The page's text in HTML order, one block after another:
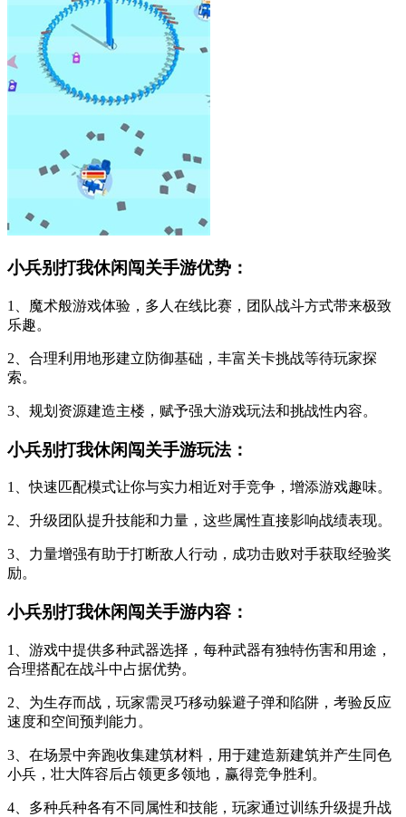
小兵别打我休闲闯关手游优势：
1、魔术般游戏体验，多人在线比赛，团队战斗方式带来极致
乐趣。
2、合理利用地形建立防御基础，丰富关卡挑战等待玩家探
索。
3、规划资源建造主楼，赋予强大游戏玩法和挑战性内容。
小兵别打我休闲闯关手游玩法：
1、快速匹配模式让你与实力相近对手竞争，增添游戏趣味。
2、升级团队提升技能和力量，这些属性直接影响战绩表现。
3、力量增强有助于打断敌人行动，成功击败对手获取经验奖
励。
小兵别打我休闲闯关手游内容：
1、游戏中提供多种武器选择，每种武器有独特伤害和用途，
合理搭配在战斗中占据优势。
2、为生存而战，玩家需灵巧移动躲避子弹和陷阱，考验反应
速度和空间预判能力。
3、在场景中奔跑收集建筑材料，用于建造新建筑并产生同色
小兵，壮大阵容后占领更多领地，赢得竞争胜利。
4、多种兵种各有不同属性和技能，玩家通过训练升级提升战